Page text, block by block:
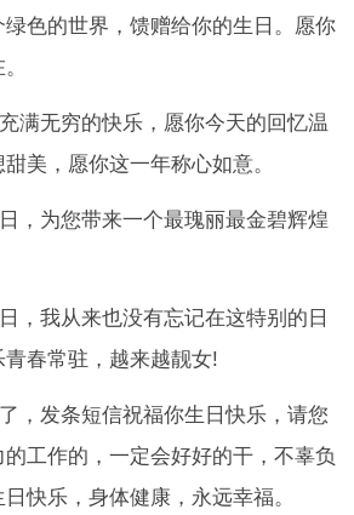
色的世界，馈赠给你的生日。愿你
满无穷的快乐，愿你今天的回忆温
美，愿你这一年称心如意。
，为您带来一个最瑰丽最金碧辉煌
，我从来也没有忘记在这特别的日
春常驻，越来越靓女!
，发条短信祝福你生日快乐，请您
工作的，一定会好好的干，不辜负
快乐，身体健康，永远幸福。